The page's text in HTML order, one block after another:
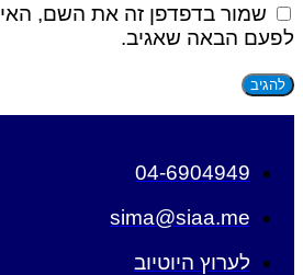
שמור בדפדפן זה את השם,
לפעם הבאה שאגיב.
04-6904949
sima@siaa.me
לערוץ היוטיוב